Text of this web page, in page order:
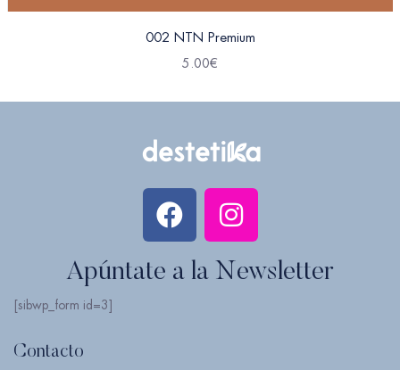
002 NTN Premium
5.00€
Apúntate a la Newsletter
[sibwp_form id=3]
Contacto